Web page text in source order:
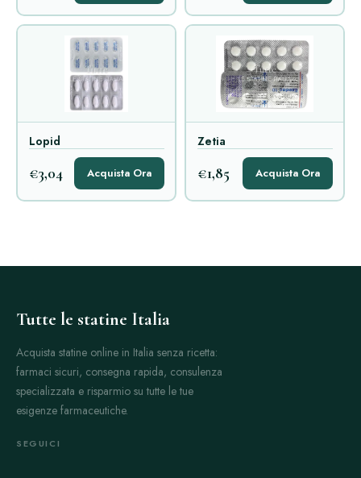
Lopid
€3,04 Acquista Ora
Zetia
€1,85 Acquista Ora
Tutte le statine Italia
Acquista statine online in Italia senza ricetta:
farmaci sicuri, consegna rapida, consulenza
specializzata e risparmio su tutte le tue
esigenze farmaceutiche.
SEGUICI